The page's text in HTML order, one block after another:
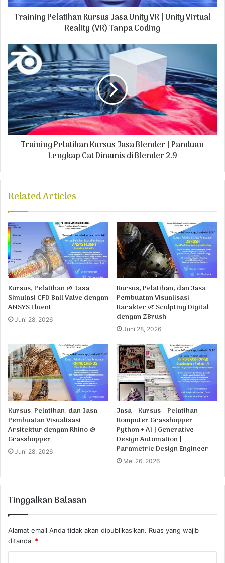
d
s
Training Pelatihan Kursus Jasa Unity VR | Unity Virtual
Reality (VR) Tanpa Coding
Training Pelatihan Kursus Jasa Blender | Panduan
Lengkap Cat Dinamis di Blender 2.9
Related Articles
Kursus, Pelatihan & Jasa
Simulasi CFD Ball Valve dengan
ANSYS Fluent
Juni 28, 2026
Kursus, Pelatihan, dan Jasa
Pembuatan Visualisasi
Karakter & Sculpting Digital
dengan ZBrush
Juni 28, 2026
Kursus, Pelatihan, dan Jasa
Pembuatan Visualisasi
Arsitektur dengan Rhino &
Grasshopper
Juni 28, 2026
Jasa – Kursus – Pelatihan
Komputer Grasshopper +
Python + AI | Generative
Design Automation |
Parametric Design Engineer
Mei 26, 2026
Tinggalkan Balasan
Alamat email Anda tidak akan dipublikasikan. Ruas yang wajib
ditandai *